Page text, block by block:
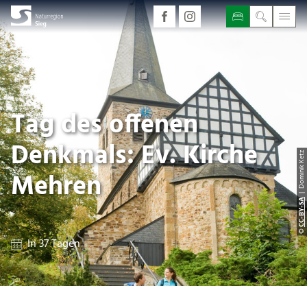
©
CC-BY-SA
| Dominik Ketz
Tag des offenen
Denkmals: Ev. Kirche
Mehren
In 37 Tagen